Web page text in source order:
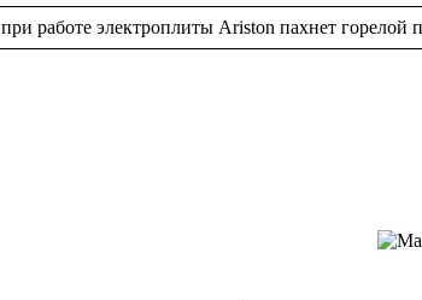
при работе электроплиты Ariston пахнет горелой